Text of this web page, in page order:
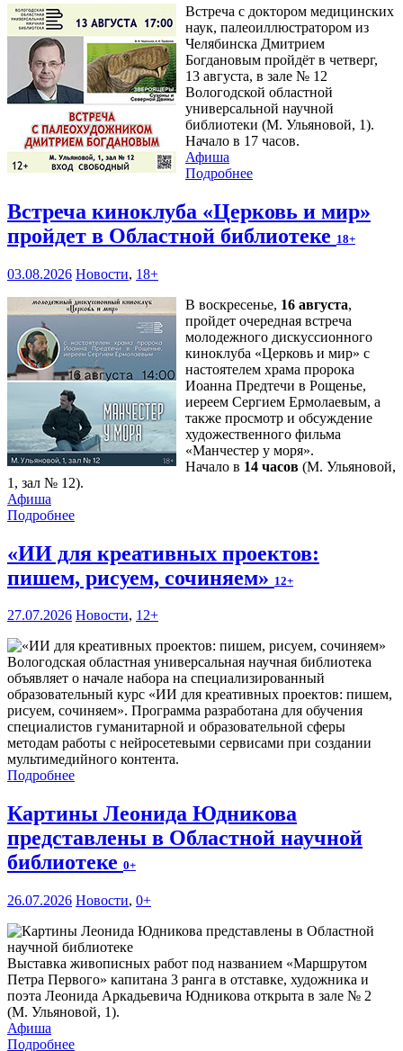
Встреча с доктором медицинских
наук, палеоиллюстратором из
Челябинска Дмитрием
Богдановым пройдёт в четверг,
13 августа, в зале № 12
Вологодской областной
универсальной научной
библиотеки (М. Ульяновой, 1).
Начало в 17 часов.
Афиша
Подробнее
Встреча киноклуба «Церковь и мир»
пройдет в Областной библиотеке 18+
03.08.2026 Новости, 18+
В воскресенье, 16 августа,
пройдет очередная встреча
молодежного дискуссионного
киноклуба «Церковь и мир» с
настоятелем храма пророка
Иоанна Предтечи в Рощенье,
иереем Сергием Ермолаевым, а
также просмотр и обсуждение
художественного фильма
«Манчестер у моря».
Начало в 14 часов (М. Ульяновой,
1, зал № 12).
Афиша
Подробнее
«ИИ для креативных проектов:
пишем, рисуем, сочиняем» 12+
27.07.2026 Новости, 12+
Вологодская областная универсальная научная библиотека
объявляет о начале набора на специализированный
образовательный курс «ИИ для креативных проектов: пишем,
рисуем, сочиняем». Программа разработана для обучения
специалистов гуманитарной и образовательной сферы
методам работы с нейросетевыми сервисами при создании
мультимедийного контента.
Подробнее
Картины Леонида Юдникова
представлены в Областной научной
библиотеке 0+
26.07.2026 Новости, 0+
Выставка живописных работ под названием «Маршрутом
Петра Первого» капитана 3 ранга в отставке, художника и
поэта Леонида Аркадьевича Юдникова открыта в зале № 2
(М. Ульяновой, 1).
Афиша
Подробнее